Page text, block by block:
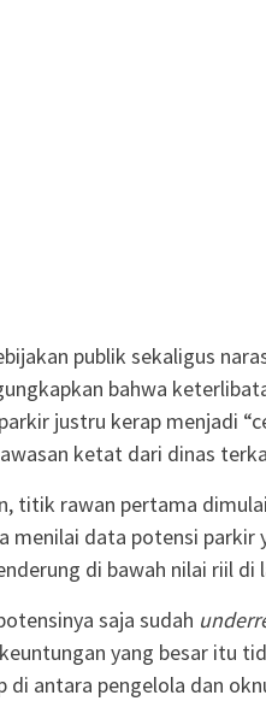
publik sekaligus
bahwa
justru kerap menjadi
ketat dari dinas
titik rawan pertama
menilai data potensi parkir
di bawah nilai riil di
saja sudah
yang besar itu
di antara pengelola dan